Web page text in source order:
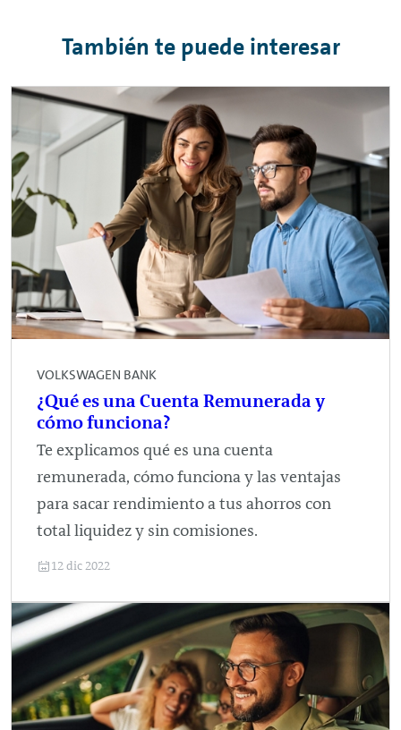
También te puede interesar
VOLKSWAGEN BANK
¿Qué es una Cuenta Remunerada y
cómo funciona?
Te explicamos qué es una cuenta
remunerada, cómo funciona y las ventajas
para sacar rendimiento a tus ahorros con
total liquidez y sin comisiones.
12 dic 2022